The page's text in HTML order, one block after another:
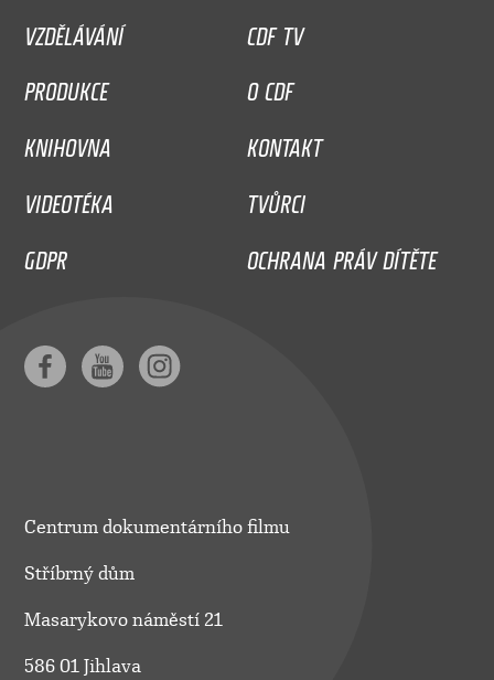
VZDĚLÁVÁNÍ
CDF TV
PRODUKCE
O CDF
KNIHOVNA
KONTAKT
VIDEOTÉKA
TVŮRCI
GDPR
OCHRANA PRÁV DÍTĚTE
Centrum dokumentárního filmu
Stříbrný dům
Masarykovo náměstí 21
586 01 Jihlava